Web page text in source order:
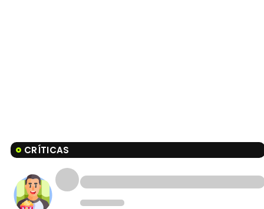
CRÍTICAS